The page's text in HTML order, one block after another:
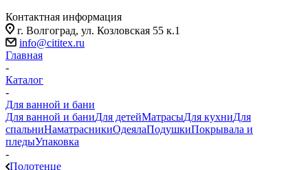
Контактная информация
г. Волгоград, ул. Козловская 55 к.1
info@cititex.ru
Главная
-
Каталог
-
Для ванной и бани
Для ванной и баниДля детейМатрасыДля кухниДля
спальниНаматрасникиОдеялаПодушкиПокрывала и
пледыУпаковка
-
Полотенце